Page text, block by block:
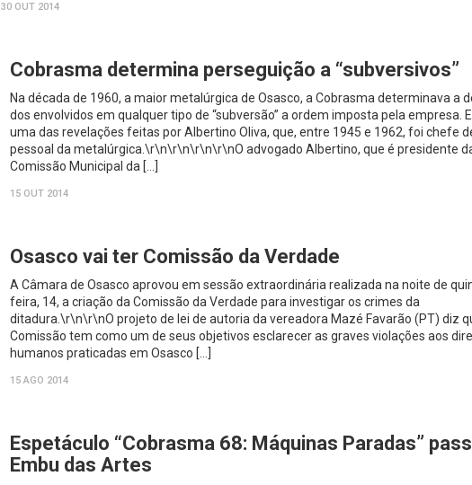
30 OUT 2014
Cobrasma determina perseguição a “subversivos”
Na década de 1960, a maior metalúrgica de Osasco, a Cobrasma determinava a
dos envolvidos em qualquer tipo de “subversão” a ordem imposta pela empresa.
uma das revelações feitas por Albertino Oliva, que, entre 1945 e 1962, foi chefe
pessoal da metalúrgica.\r\n\r\n\r\n\r\nO advogado Albertino, que é presidente
Comissão Municipal da […]
15 OUT 2014
Osasco vai ter Comissão da Verdade
A Câmara de Osasco aprovou em sessão extraordinária realizada na noite de
feira, 14, a criação da Comissão da Verdade para investigar os crimes da
ditadura.\r\n\r\nO projeto de lei de autoria da vereadora Mazé Favarão (PT) diz
Comissão tem como um de seus objetivos esclarecer as graves violações aos
humanos praticadas em Osasco […]
15 AGO 2014
Espetáculo “Cobrasma 68: Máquinas Paradas”
Embu das Artes